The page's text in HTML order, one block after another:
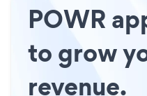
POWR
to grow
revenue.